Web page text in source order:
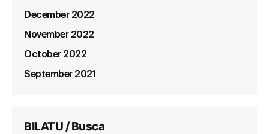
December 2022
November 2022
October 2022
September 2021
BILATU / Busca